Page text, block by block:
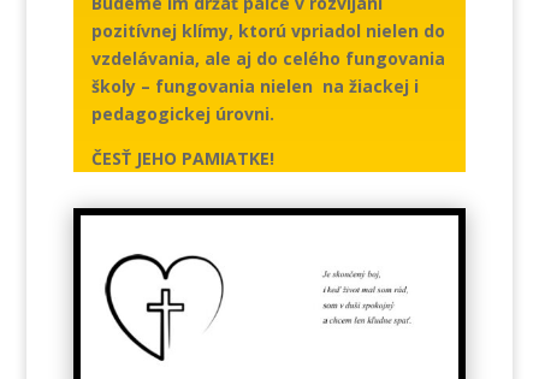
pozitívnej klímy, ktorú vpriadol nielen do
vzdelávania, ale aj do celého fungovania
školy – fungovania nielen na žiackej i
pedagogickej úrovni.
ČESŤ JEHO PAMIATKE!